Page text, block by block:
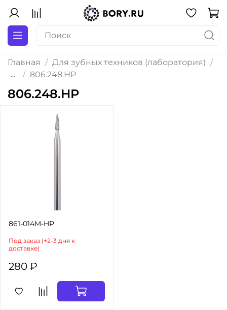
Главная
Для зубных техников (лаборатория)
...
806.248.HP
806.248.HP
861-014M-HP
Под заказ (+2-3 дня к
доставке)
280 ₽